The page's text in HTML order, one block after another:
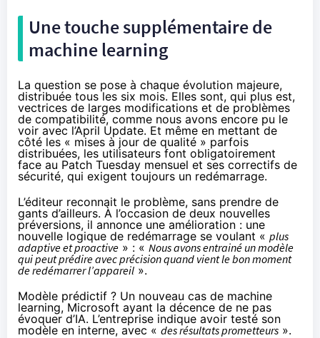
Une touche supplémentaire de
machine learning
La question se pose à chaque évolution majeure,
distribuée tous les six mois. Elles sont, qui plus est,
vectrices de larges modifications et de problèmes
de compatibilité, comme nous avons encore pu le
voir avec l’April Update. Et même en mettant de
côté les « mises à jour de qualité » parfois
distribuées, les utilisateurs font obligatoirement
face au Patch Tuesday mensuel et ses correctifs de
sécurité, qui exigent toujours un redémarrage.
L’éditeur reconnait le problème, sans prendre de
gants d’ailleurs. À l’occasion de deux nouvelles
préversions, il annonce une amélioration : une
nouvelle logique de redémarrage se voulant « plus
adaptive et proactive » : « Nous avons entrainé un modèle
qui peut prédire avec précision quand vient le bon moment
de redémarrer l’appareil ».
Modèle prédictif ? Un nouveau cas de machine
learning, Microsoft ayant la décence de ne pas
évoquer d’IA. L’entreprise indique avoir testé son
modèle en interne, avec « des résultats prometteurs ».